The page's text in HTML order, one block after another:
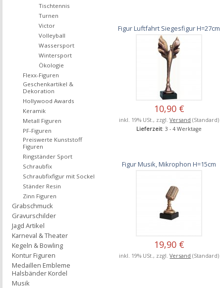
Figur Luftfahrt Siegesfigur H=27cm
10,90 €
inkl. 19% USt., zzgl.Versand (Standard)
Lieferzeit: 3 - 4 Werktage
Figur Musik, Mikrophon H=15cm
19,90 €
inkl. 19% USt., zzgl.Versand (Standard)
Tischtennis
Turnen
Victor
Volleyball
Wassersport
Wintersport
Ökologie
Flexx-Figuren
Geschenkartikel &
Dekoration
Hollywood Awards
Keramik
Metall Figuren
PF-Figuren
Preiswerte Kunststoff
Figuren
Ringständer Sport
Schraubfix
Schraubfixfigur mit Sockel
Ständer Resin
Zinn Figuren
Grabschmuck
Gravurschilder
Jagd Artikel
Karneval & Theater
Kegeln & Bowling
Kontur Figuren
Medaillen Embleme
Halsbänder Kordel
Musik